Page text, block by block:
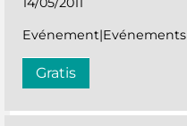
Evénement|Evénements
Gratis